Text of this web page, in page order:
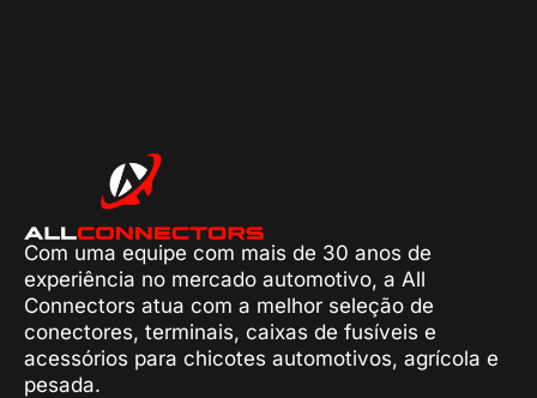
Com uma equipe com mais de 30 anos de
experiência no mercado automotivo, a All
Connectors atua com a melhor seleção de
conectores, terminais, caixas de fusíveis e
acessórios para chicotes automotivos, agrícola e
pesada.